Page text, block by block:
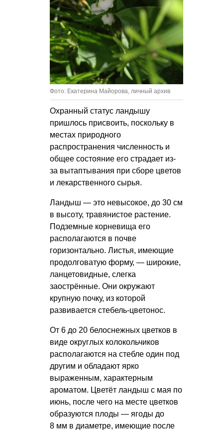
Фото: Екатерина Майорова, личный архив
Охранный статус ландышу
пришлось присвоить, поскольку в
местах природного
распространения численность и
общее состояние его страдает из-
за вытаптывания при сборе цветов
и лекарственного сырья.
Ландыш — это невысокое, до 30 см
в высоту, травянистое растение.
Подземные корневища его
располагаются в почве
горизонтально. Листья, имеющие
продолговатую форму, — широкие,
ланцетовидные, слегка
заострённые. Они окружают
крупную почку, из которой
развивается стебель-цветонос.
От 6 до 20 белоснежных цветков в
виде округлых колокольчиков
располагаются на стебле один под
другим и обладают ярко
выраженным, характерным
ароматом. Цветёт ландыш с мая по
июнь, после чего на месте цветков
образуются плоды — ягоды до
8 мм в диаметре, имеющие после